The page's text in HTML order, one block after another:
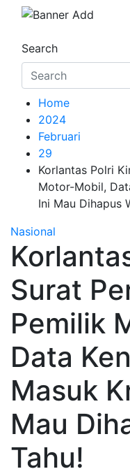
Profesional &
Search
Home
2024
Februari
29
Korlantas Polri
Motor-Mobil,
Ini Mau Dihapus
Nasional
Surat
Pemilik
Data
Masuk
Mau
Tahu!